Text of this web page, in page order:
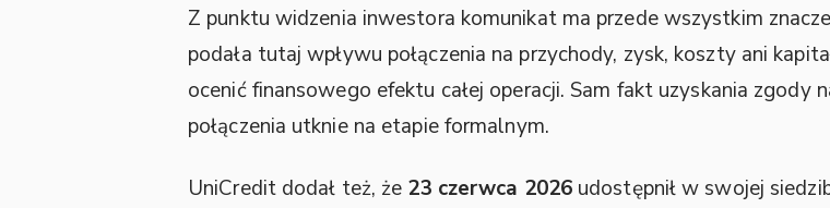
Z punktu widzenia inwestora komunikat ma przede wszystkim
podała tutaj wpływu połączenia na przychody, zysk, koszty ani
ocenić finansowego efektu całej operacji. Sam fakt uzyskania zgody
połączenia utknie na etapie formalnym.
UniCredit dodał też, że 23 czerwca 2026udostępnił w swojej